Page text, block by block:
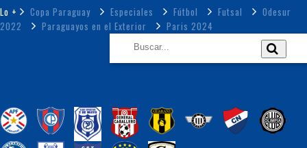
Lo + Copa Paraguay Especiales Fútbol Futsal
Odesur
2022
Paraguayos en el Exterior Paris 2024